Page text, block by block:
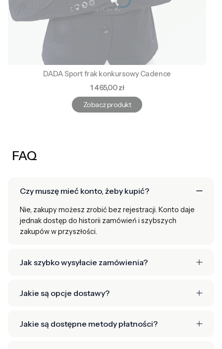
DADA Sport frak konkursowy Cadence
Cena
1 465,00 zł
Zobacz produkt
FAQ
Czy muszę mieć konto, żeby kupić?
Nie, zakupy możesz zrobić bez rejestracji. Konto daje
jednak dostęp do historii zamówień i szybszych
zakupów w przyszłości.
Jak szybko wysyłacie zamówienia?
Jakie są opcje dostawy?
Jakie są dostępne metody płatności?